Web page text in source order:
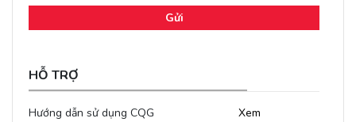
Gửi
HỖ TRỢ
Hướng dẫn sử dụng CQG
Xem